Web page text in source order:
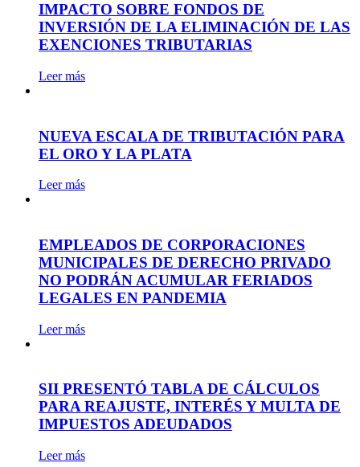
IMPACTO SOBRE FONDOS DE
INVERSIÓN DE LA ELIMINACIÓN DE LAS
EXENCIONES TRIBUTARIAS
Leer más
NUEVA ESCALA DE TRIBUTACIÓN PARA
EL ORO Y LA PLATA
Leer más
EMPLEADOS DE CORPORACIONES
MUNICIPALES DE DERECHO PRIVADO
NO PODRÁN ACUMULAR FERIADOS
LEGALES EN PANDEMIA
Leer más
SII PRESENTÓ TABLA DE CÁLCULOS
PARA REAJUSTE, INTERÉS Y MULTA DE
IMPUESTOS ADEUDADOS
Leer más